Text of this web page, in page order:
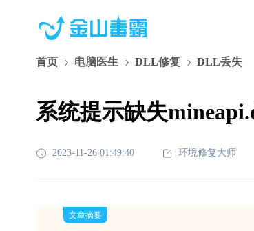
首页 电脑医生 DLL修复 DLL丢失
系统提示缺失
2023-11-26 01:49:40 环境修复大师
文章摘要